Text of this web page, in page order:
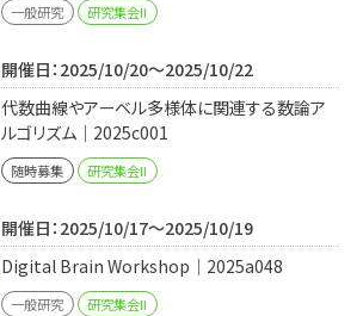
一般研究 研究集会II
開催日：2025/10/20～2025/10/22
代数曲線やアーベル多様体に関連する数論ア
ルゴリズム｜2025c001
随時募集 研究集会II
開催日：2025/10/17～2025/10/19
Digital Brain Workshop｜2025a048
一般研究 研究集会II